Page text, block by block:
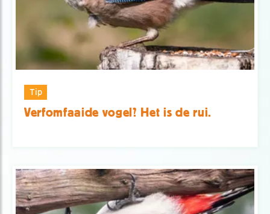
Tip
Verfomfaaide vogel? Het is de rui.